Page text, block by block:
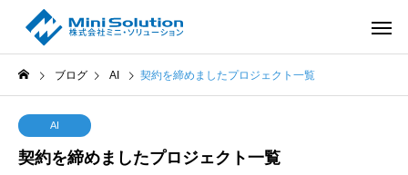
ブログ AI 契約を締めましたプロジェクト一覧
AI
契約を締めましたプロジェクト一覧